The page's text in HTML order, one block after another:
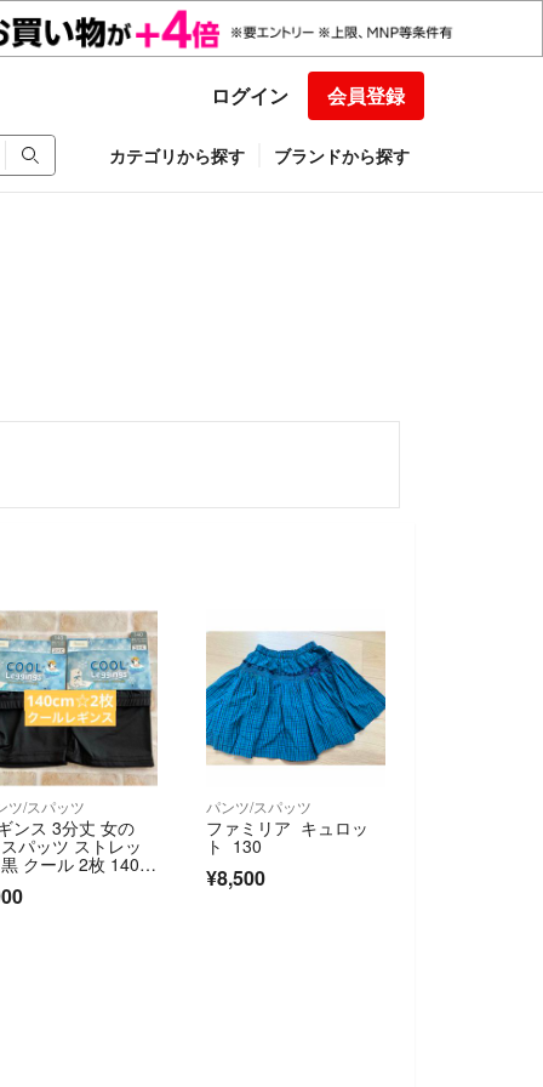
ログイン 会員登録
カテゴリから探す ブランドから探す
ツ/スパッツ
ンス 3分丈 女の
パッツ ストレッ
クール 2枚 140c
パンツ/スパッツ
ファミリア キュロッ
ト 130
¥8,500